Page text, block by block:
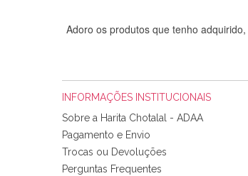
Adoro os produtos que tenho
INFORMAÇÕES INSTITUCIONAIS
Sobre a Harita Chotalal - ADAA
Pagamento e Envio
Trocas ou Devoluções
Perguntas Frequentes